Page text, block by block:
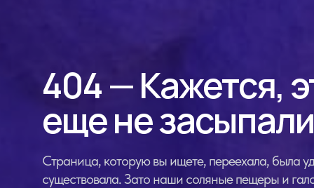
404 — Кажется,
еще не
Страница, которую вы ищете, переехала, была
существовала. Зато наши соляные пещеры и